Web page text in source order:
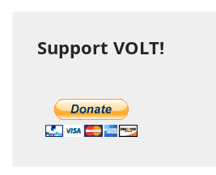
Support VOLT!